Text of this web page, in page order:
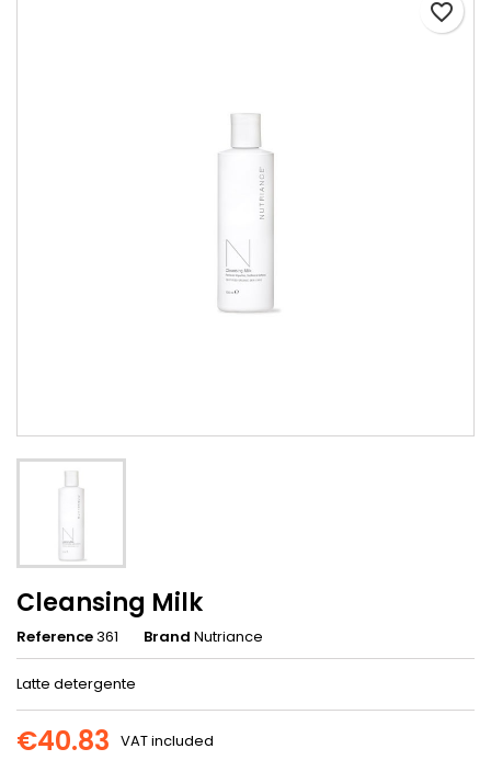
favorite_border
Cleansing Milk
Reference361 Brand Nutriance
Latte detergente
€40.83 VAT included